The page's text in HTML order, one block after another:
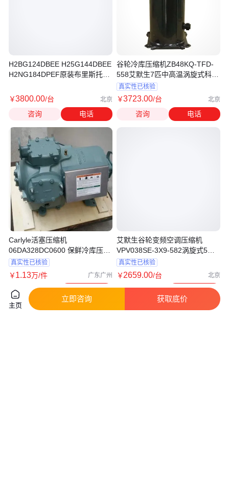
H2BG124DBEE H25G144DBEE
H2NG184DPEF原装布里斯托压
￥3800.00/台 北京
咨询 电话
Carlyle活塞压缩机
06DA328DC0600 保鲜冷库压缩
机
真实性已核验
￥1.13万/件 广东广州
咨询 电话
谷轮冷库压缩机ZB48KQ-TFD-
558艾默生7匹中高温涡旋式科普
兰
真实性已核验
￥3723.00/台 北京
咨询 电话
艾默生谷轮变频空调压缩机
VPV038SE-3X9-582涡旋式5匹
家用
真实性已核验
￥2659.00/台 北京
咨询 电话
主页
立即咨询 获取底价